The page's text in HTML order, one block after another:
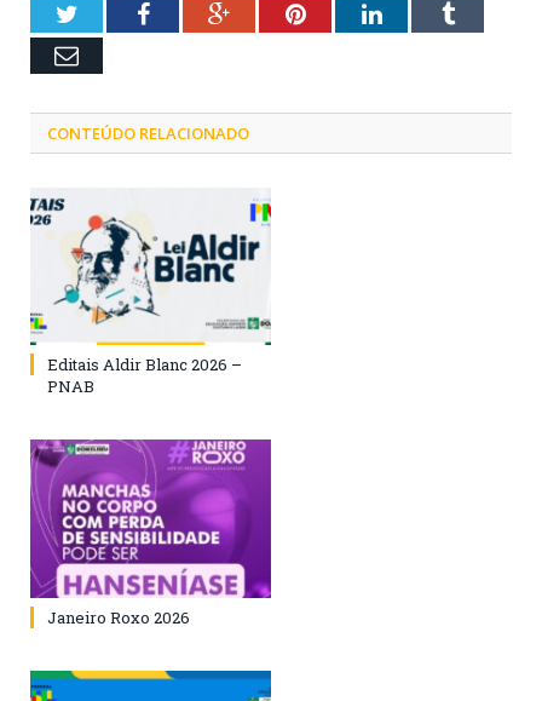
TwitterFacebookGoogle+PinterestLinkedInTumblr
Email
CONTEÚDO RELACIONADO
Editais Aldir Blanc 2026 –
PNAB
Janeiro Roxo 2026